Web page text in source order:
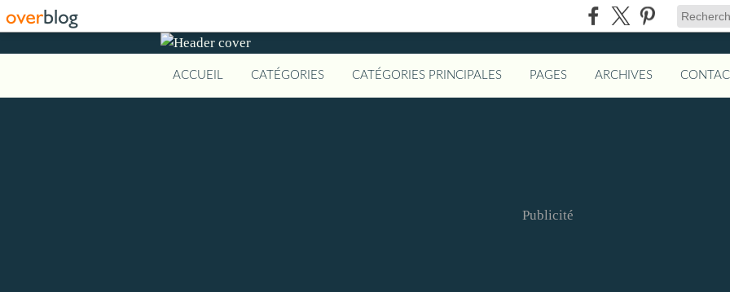
ACCUEIL CATÉGORIES CATÉGORIES PRINCIPALES PAGES ARCHIVES
Publicité